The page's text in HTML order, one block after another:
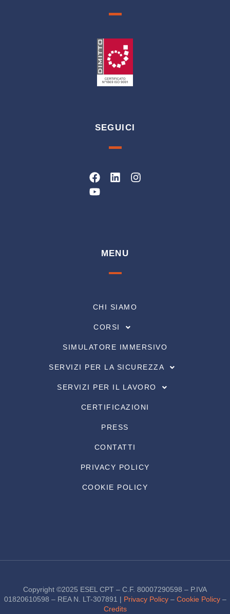
SEGUICI
Facebook
LinkedinInstagram
Youtube
MENU
CHI SIAMO
CORSI
SIMULATORE IMMERSIVO
SERVIZI PER LA SICUREZZA
SERVIZI PER IL LAVORO
CERTIFICAZIONI
PRESS
CONTATTI
PRIVACY POLICY
COOKIE POLICY
Copyright ©2025 ESEL CPT – C.F. 80007290598 – P.IVA
01820610598 – REA N. LT-307891 | Privacy Policy– Cookie Policy–
Credits